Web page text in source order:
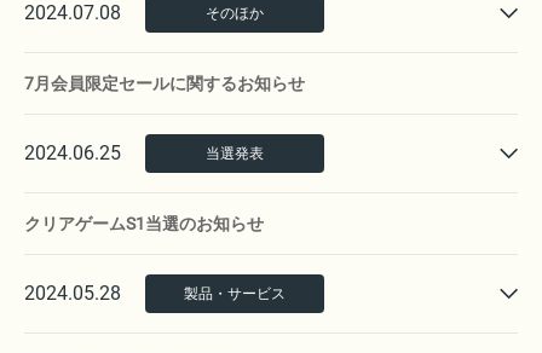
2024.07.08 そのほか
7月会員限定セールに関するお知らせ
2024.06.25 当選発表
クリアゲームS1当選のお知らせ
2024.05.28 製品・サービス